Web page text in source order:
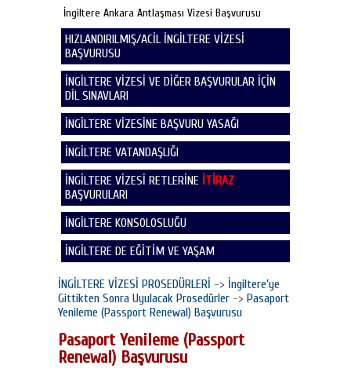
İngiltere Ankara Antlaşması Vizesi Başvurusu
HIZLANDIRILMIŞ/ACİL İNGİLTERE VİZESİ
BAŞVURUSU
İNGİLTERE VİZESİ VE DİĞER BAŞVURULAR İÇİN
DİL SINAVLARI
İNGİLTERE VİZESİNE BAŞVURU YASAĞI
İNGİLTERE VATANDAŞLIĞI
İNGİLTERE VİZESİ RETLERİNE İTİRAZ
BAŞVURULARI
İNGİLTERE KONSOLOSLUĞU
İNGİLTERE DE EĞİTİM VE YAŞAM
İNGİLTERE VİZESİ PROSEDÜRLERİ -> İngiltere’ye
Gittikten Sonra Uyulacak Prosedürler -> Pasaport
Yenileme (Passport Renewal) Başvurusu
Pasaport Yenileme (Passport
Renewal) Başvurusu